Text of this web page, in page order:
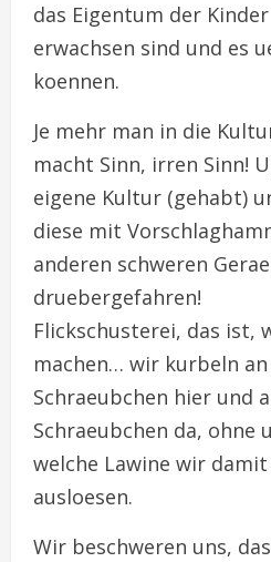
das Eigentum der
erwachsen sind und es
koennen.
Je mehr man in die
macht Sinn, irren Sinn!
eigene Kultur (gehabt)
diese mit
anderen schweren
druebergefahren!
Flickschusterei, das ist,
machen… wir kurbeln
Schraeubchen hier und
Schraeubchen da, ohne
welche Lawine wir
ausloesen.
Wir beschweren uns,